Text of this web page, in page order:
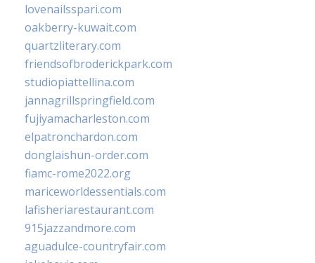
lovenailsspari.com
oakberry-kuwait.com
quartzliterary.com
friendsofbroderickpark.com
studiopiattellina.com
jannagrillspringfield.com
fujiyamacharleston.com
elpatronchardon.com
donglaishun-order.com
fiamc-rome2022.org
mariceworldessentials.com
lafisheriarestaurant.com
915jazzandmore.com
aguadulce-countryfair.com